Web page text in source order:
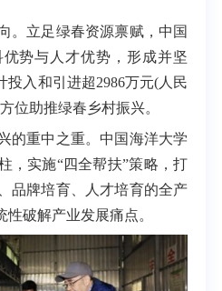
立足绿春资源禀赋，中国
势与人才优势，形成并坚
投入和引进超2986万元(人民
位助推绿春乡村振兴。
重中之重。中国海洋大学
，实施“四全帮扶”策略，打
品牌培育、人才培育的全产
性破解产业发展痛点。